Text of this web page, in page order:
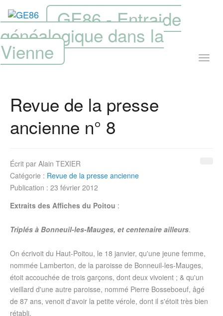
GE86 - Entraide
généalogique dans la
Vienne
Revue de la presse
ancienne n° 8
Écrit par Alain TEXIER
Catégorie : Revue de la presse ancienne
Publication : 23 février 2012
Extraits des Affiches du Poitou :
Triplés à Bonneuil-les-Mauges, et centenaire ailleurs.
On écrivoit du Haut-Poitou, le 18 janvier, qu'une jeune femme,
nommée Lamberton, de la paroisse de Bonneuil-les-Mauges,
étoit accouchée de trois garçons, dont deux vivoient ; & qu'un
vieillard d'une autre paroisse, nommé Pierre Bosseboeuf, âgé
de 87 ans, venoit d'avoir la petite vérole, dont il s'étoit très bien
rétabli.